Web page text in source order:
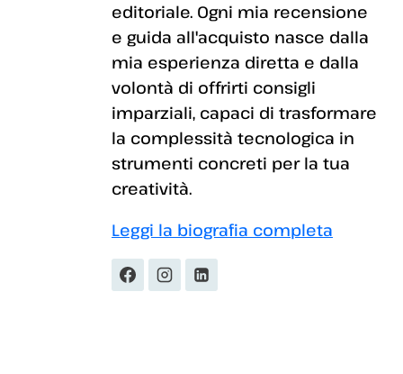
editoriale. Ogni mia recensione
e guida all'acquisto nasce dalla
mia esperienza diretta e dalla
volontà di offrirti consigli
imparziali, capaci di trasformare
la complessità tecnologica in
strumenti concreti per la tua
creatività.
Leggi la biografia completa